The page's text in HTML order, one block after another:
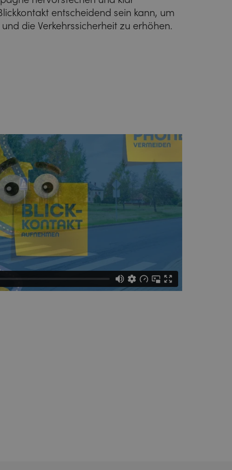
entscheidend sein kann, um
die Verkehrssicherheit zu erhöhen.